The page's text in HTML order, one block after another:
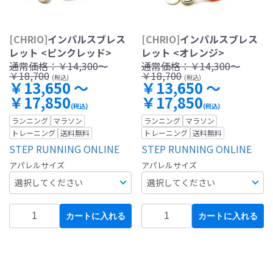
[CHRIO]インパルスブレス
レット <ピンクレッド>
通常価格：￥14,300～
￥18,700 (税込)
￥13,650 ～
￥17,850(税込)
ランニング マラソン
トレーニング 送料無料
STEP RUNNING ONLINE
アパレルサイズ
カートに入れる
[CHRIO]インパルスブレス
レット <オレンジ>
通常価格：￥14,300～
￥18,700 (税込)
￥13,650 ～
￥17,850(税込)
ランニング マラソン
トレーニング 送料無料
STEP RUNNING ONLINE
アパレルサイズ
カートに入れる